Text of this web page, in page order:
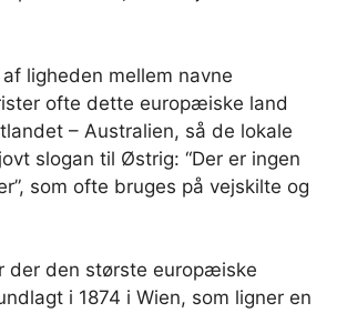
ligheden mellem navne
ofte dette europæiske land
– Australien, så de lokale
slogan til Østrig: “Der er ingen
som ofte bruges på vejskilte og
der den største europæiske
i 1874 i Wien, som ligner en